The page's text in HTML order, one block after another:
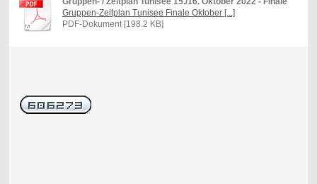
Gruppen-Zeitplan Tunisee Finale Oktober [...]
PDF-Dokument [198.2 KB]